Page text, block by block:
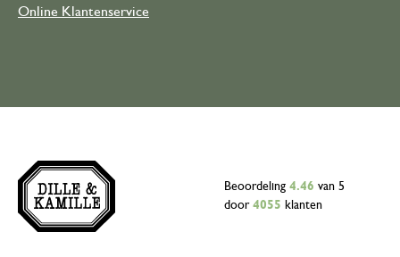
Online Klantenservice
Beoordeling 4.46 van 5
door 4055 klanten